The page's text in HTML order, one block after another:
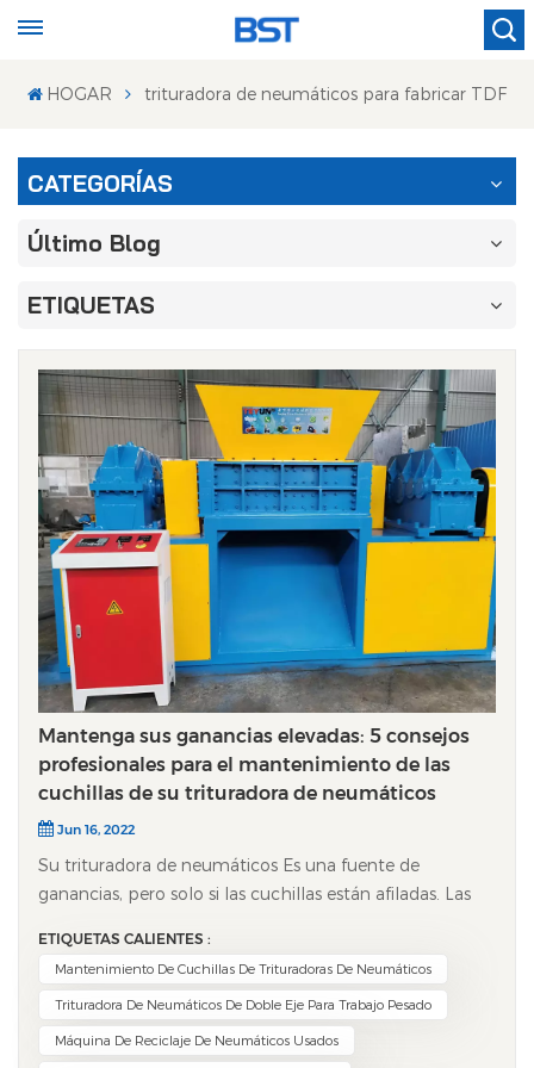
HOGAR trituradora de neumáticos para fabricar TDF
CATEGORÍAS
Último Blog
ETIQUETAS
Mantenga sus ganancias elevadas: 5 consejos
profesionales para el mantenimiento de las
cuchillas de su trituradora de neumáticos
Jun 16, 2022
Su trituradora de neumáticos Es una fuente de
ganancias, pero solo si las cuchillas están afiladas. Las
ganancias debido a un mayor consumo de energía, una
calidad de impresión deficiente y costosos tiempos de
inactividad no planificados. Afortunadamente, la
solución es sencilla. Aquí tiene cinco consejos
ETIQUETAS CALIENTES :
Mantenimiento De Cuchillas De Trituradoras De Neumáticos
Trituradora De Neumáticos De Doble Eje Para Trabajo Pesado
Máquina De Reciclaje De Neumáticos Usados